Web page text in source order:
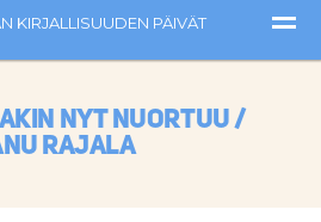
nyt nuortuu /
Rajala